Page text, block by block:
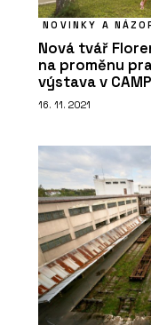
NOVINKY A
Nová tvář
na proměnu
výstava v
16. 11. 2021